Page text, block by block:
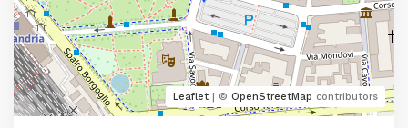
Leaflet | © OpenStreetMap contributors